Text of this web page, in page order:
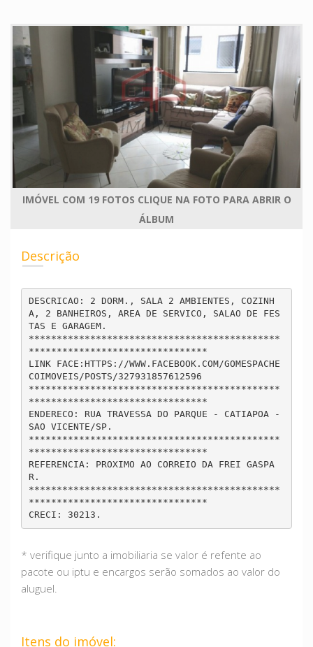
IMÓVEL COM 19 FOTOS CLIQUE NA FOTO PARA ABRIR O
ÁLBUM
Descrição
DESCRICAO: 2 DORM., SALA 2 AMBIENTES, COZINH
A, 2 BANHEIROS, AREA DE SERVICO, SALAO DE FES
TAS E GARAGEM.
*********************************************
********************************
LINK FACE:HTTPS://WWW.FACEBOOK.COM/GOMESPACHE
COIMOVEIS/POSTS/327931857612596
*********************************************
********************************
ENDERECO: RUA TRAVESSA DO PARQUE - CATIAPOA -
SAO VICENTE/SP.
*********************************************
********************************
REFERENCIA: PROXIMO AO CORREIO DA FREI GASPA
R.
*********************************************
********************************
CRECI: 30213.
* verifique junto a imobiliaria se valor é refente ao
pacote ou iptu e encargos serão somados ao valor do
aluguel.
Itens do imóvel: